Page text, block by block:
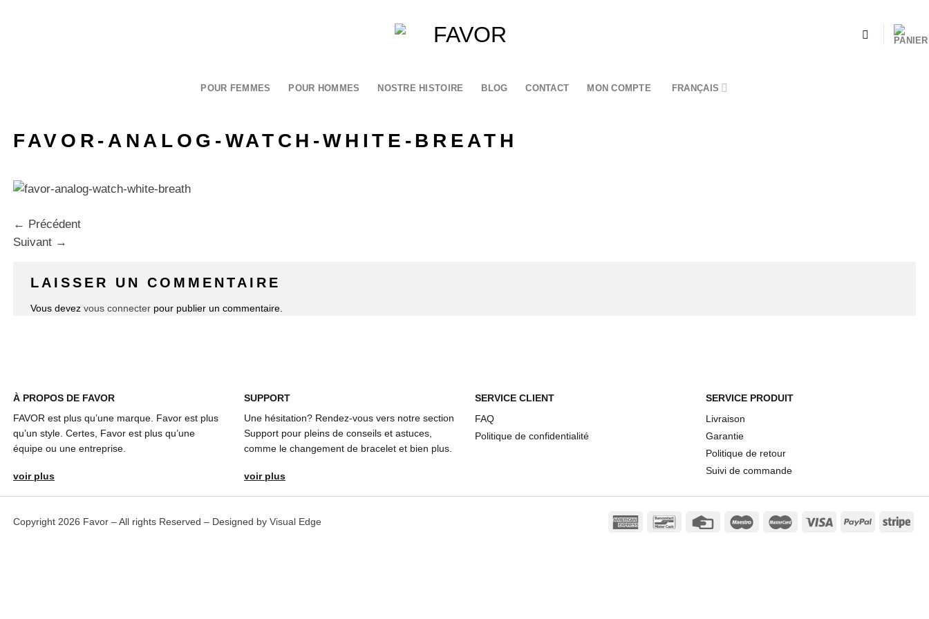
POUR FEMMES POUR HOMMES NOSTRE HISTOIRE BLOG CONTACT MON COMPTE FRANÇAIS
FAVOR-ANALOG-WATCH-WHITE-BREATH
← Précédent
Suivant →
LAISSER UN COMMENTAIRE
Vous devez vous connecter pour publier un commentaire.
À PROPOS DE FAVOR
FAVOR est plus qu’une marque. Favor est plus
qu’un style. Certes, Favor est plus qu’une
équipe ou une entreprise.
voir plus
SUPPORT
Une hésitation? Rendez-vous vers notre section
Support pour pleins de conseils et astuces,
comme le changement de bracelet et bien plus.
voir plus
SERVICE CLIENT
FAQ
Politique de confidentialité
SERVICE PRODUIT
Livraison
Garantie
Politique de retour
Suivi de commande
Copyright 2026 Favor – All rights Reserved – Designed by Visual Edge